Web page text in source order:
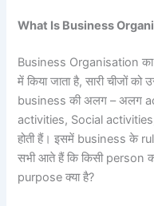
What Is Business
Business Organisation
में किया जाता है, सारी चीजों
business की अलग – अलग
activities, Social
होती हैं। इसमें business के
सभी आते हैं कि किसी person
purpose क्या है?